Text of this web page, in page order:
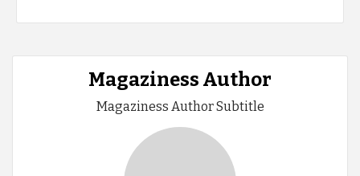
Magaziness Author
Magaziness Author Subtitle